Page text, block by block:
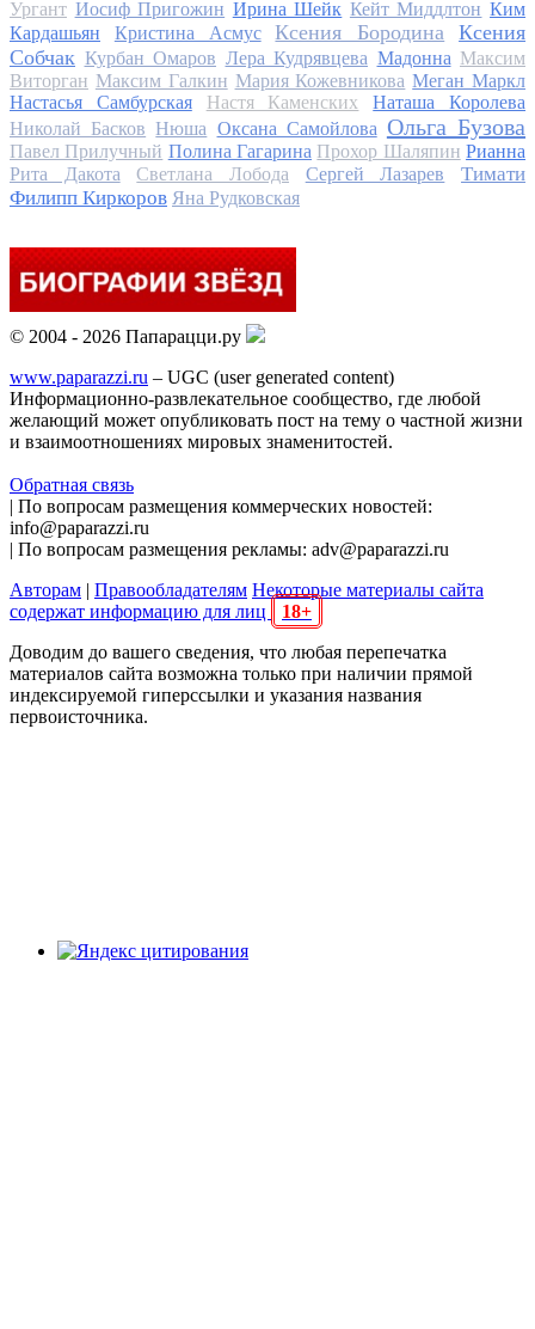
Ургант Иосиф Пригожин Ирина Шейк Кейт Миддлтон Ким
Кардашьян
Кристина Асмус Ксения Бородина
Ксения
Собчак Курбан Омаров Лера Кудрявцева Мадонна Максим
Виторган Максим Галкин Мария Кожевникова Меган Маркл
Настасья Самбурская
Настя Каменских
Наташа Королева
Николай Басков Нюша Оксана Самойлова Ольга Бузова
Павел Прилучный Полина Гагарина Прохор Шаляпин Рианна
Рита Дакота
Светлана Лобода Сергей Лазарев
Тимати
Филипп Киркоров Яна Рудковская
© 2004 - 2026 Папарацци.ру
www.paparazzi.ru – UGC (user generated content)
Информационно-развлекательное сообщество, где любой
желающий может опубликовать пост на тему о частной жизни
и взаимоотношениях мировых знаменитостей.
Обратная связь
| По вопросам размещения коммерческих новостей:
info@paparazzi.ru
| По вопросам размещения рекламы: adv@paparazzi.ru
Авторам | Правообладателям Некоторые материалы сайта
содержат информацию для лиц
18+
Доводим до вашего сведения, что любая перепечатка
материалов сайта возможна только при наличии прямой
индексируемой гиперссылки и указания названия
первоисточника.